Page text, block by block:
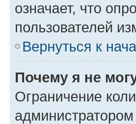
означает, что
пользователей
Вернуться к
Почему я не
Ограничение